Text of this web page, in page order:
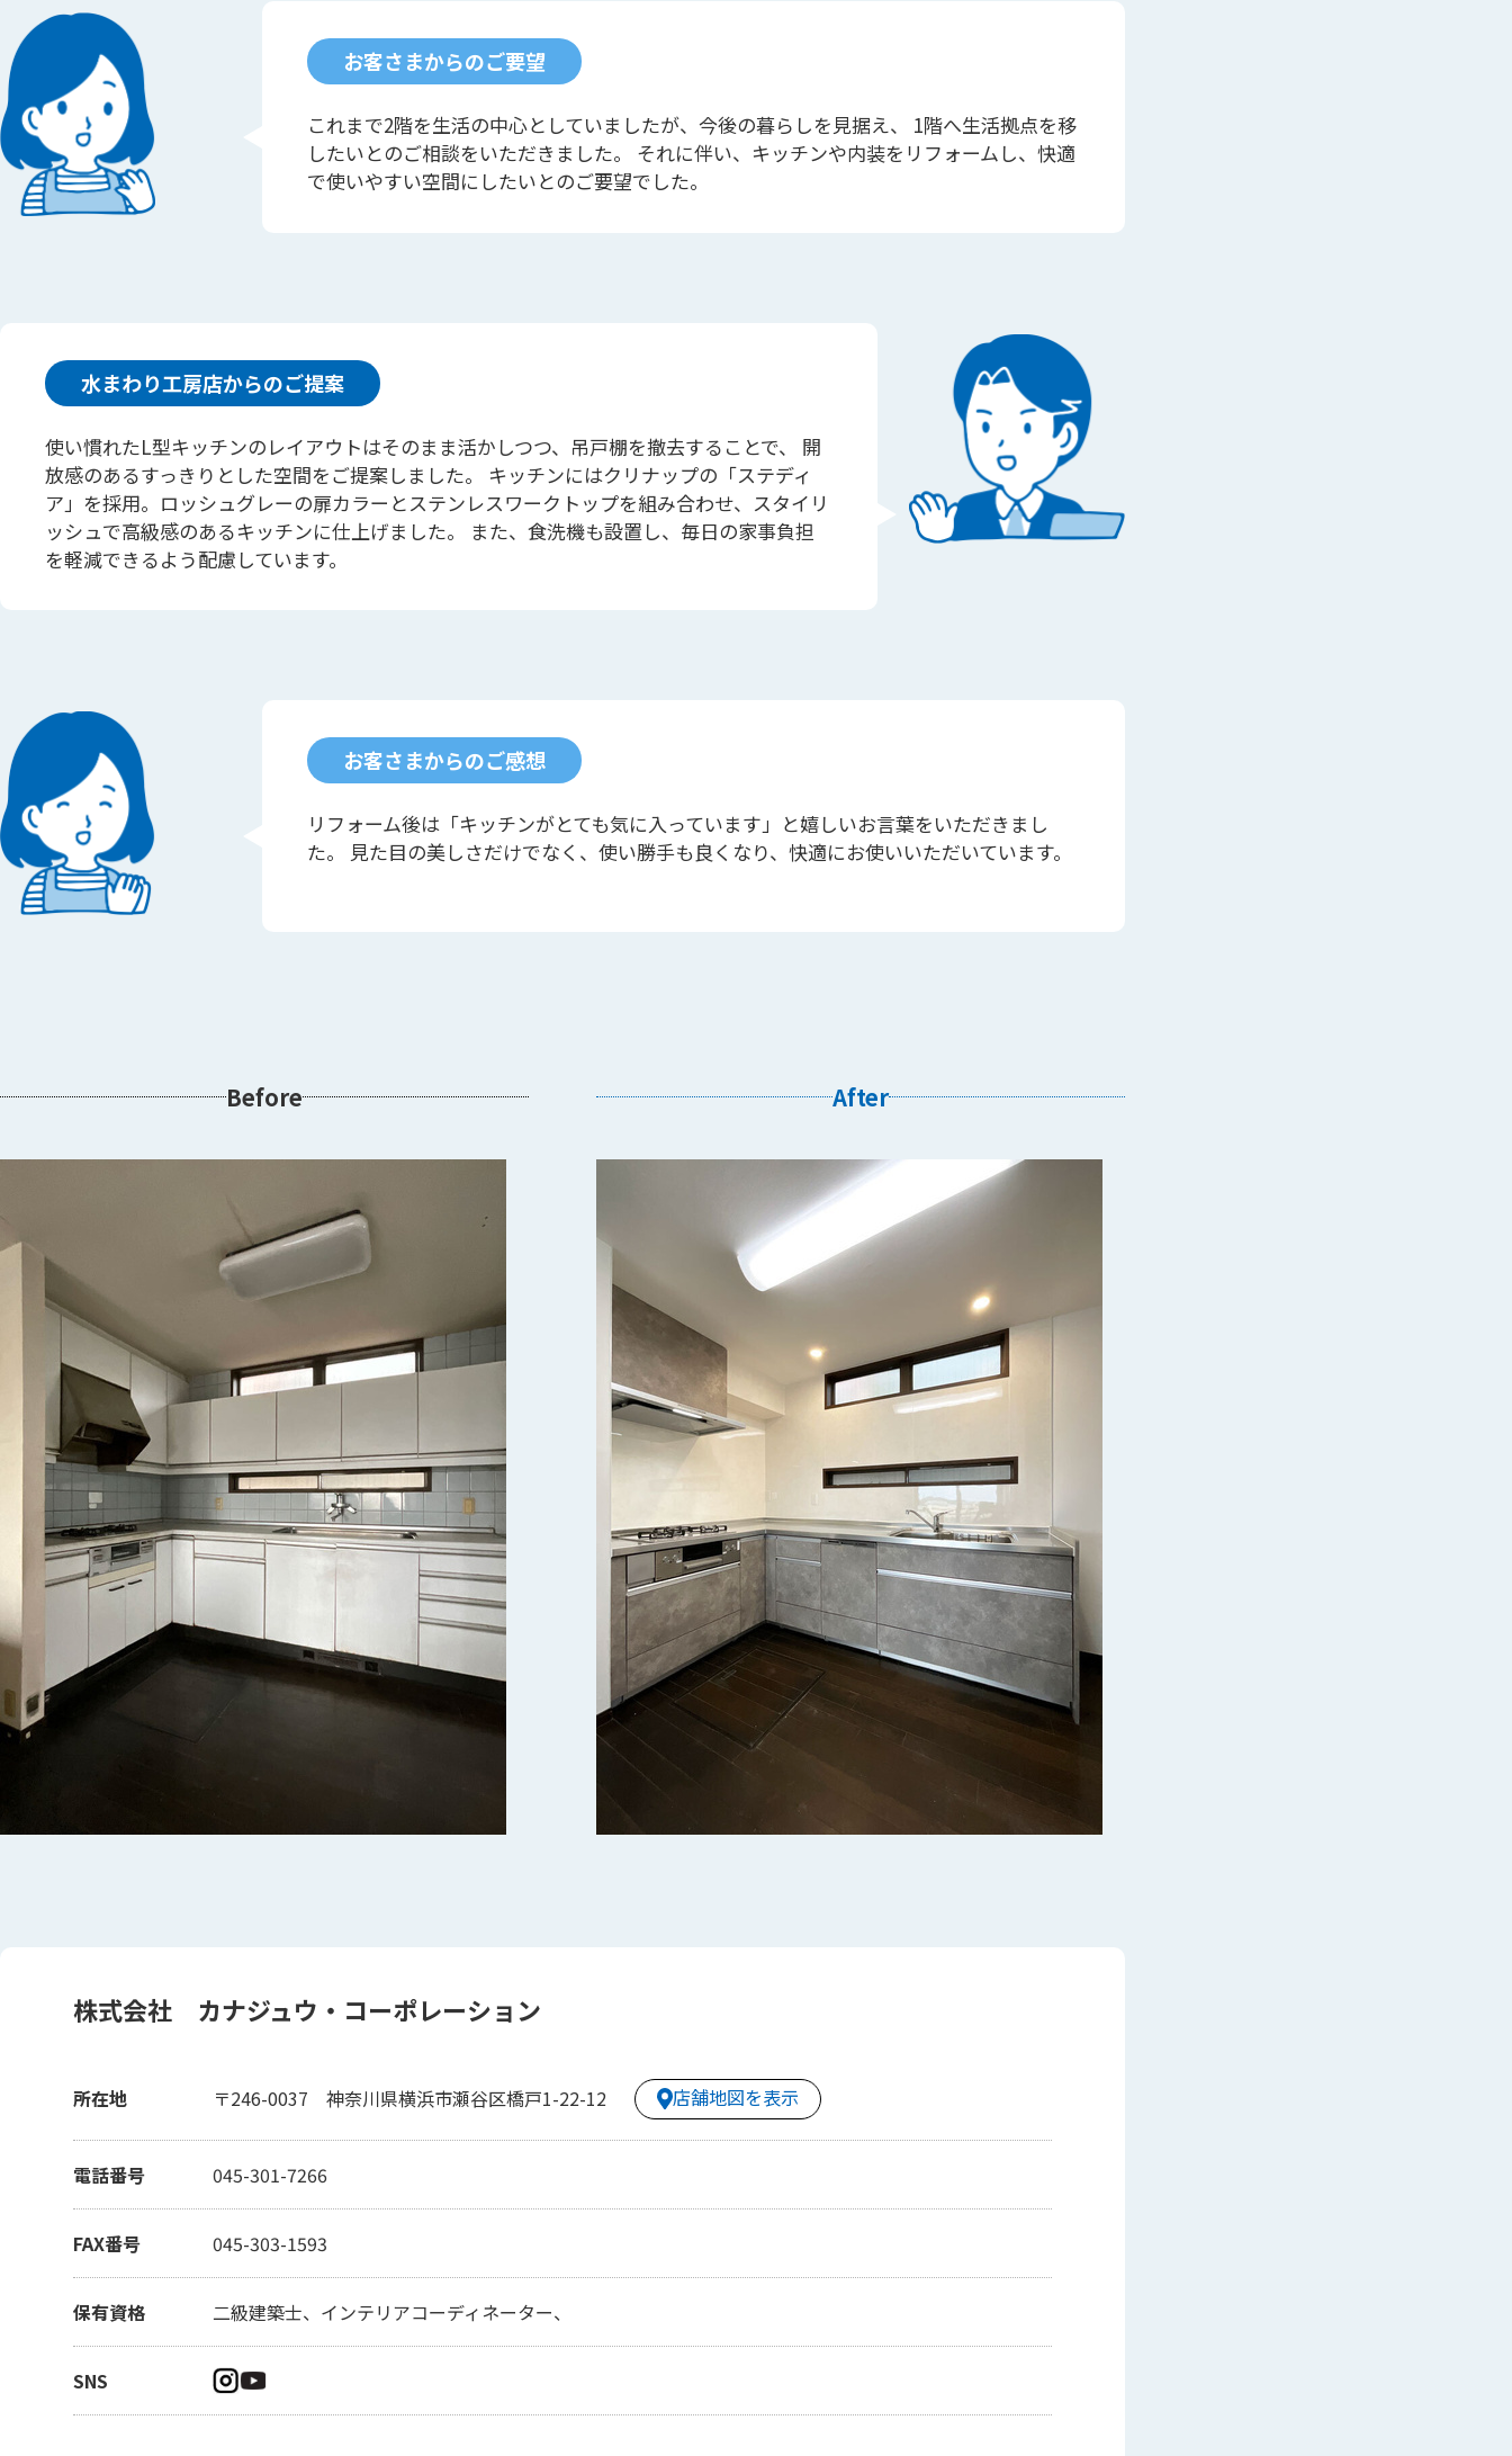
お客さまからのご要望
これまで2階を生活の中心としていましたが、今後の暮らしを見据え、 1階へ生活拠点を移
したいとのご相談をいただきました。 それに伴い、キッチンや内装をリフォームし、快適
で使いやすい空間にしたいとのご要望でした。
水まわり工房店からのご提案
使い慣れたL型キッチンのレイアウトはそのまま活かしつつ、吊戸棚を撤去することで、 開
放感のあるすっきりとした空間をご提案しました。 キッチンにはクリナップの「ステディ
ア」を採用。ロッシュグレーの扉カラーとステンレスワークトップを組み合わせ、スタイリ
ッシュで高級感のあるキッチンに仕上げました。 また、食洗機も設置し、毎日の家事負担
を軽減できるよう配慮しています。
お客さまからのご感想
リフォーム後は「キッチンがとても気に入っています」と嬉しいお言葉をいただきまし
た。 見た目の美しさだけでなく、使い勝手も良くなり、快適にお使いいただいています。
Before After
株式会社 カナジュウ・コーポレーション
所在地 〒246-0037 神奈川県横浜市瀬谷区橋戸1-22-12 店舗地図を表示
電話番号 045-301-7266
FAX番号 045-303-1593
保有資格 二級建築士、インテリアコーディネーター、
SNS